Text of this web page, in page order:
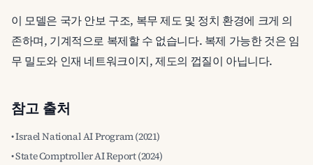
이 모델은 국가 안보 구조, 복무 제도 및 정치 환경에 크게 의
존하며, 기계적으로 복제할 수 없습니다. 복제 가능한 것은 임
무 밀도와 인재 네트워크이지, 제도의 껍질이 아닙니다.
참고 출처
• Israel National AI Program (2021)
• State Comptroller AI Report (2024)